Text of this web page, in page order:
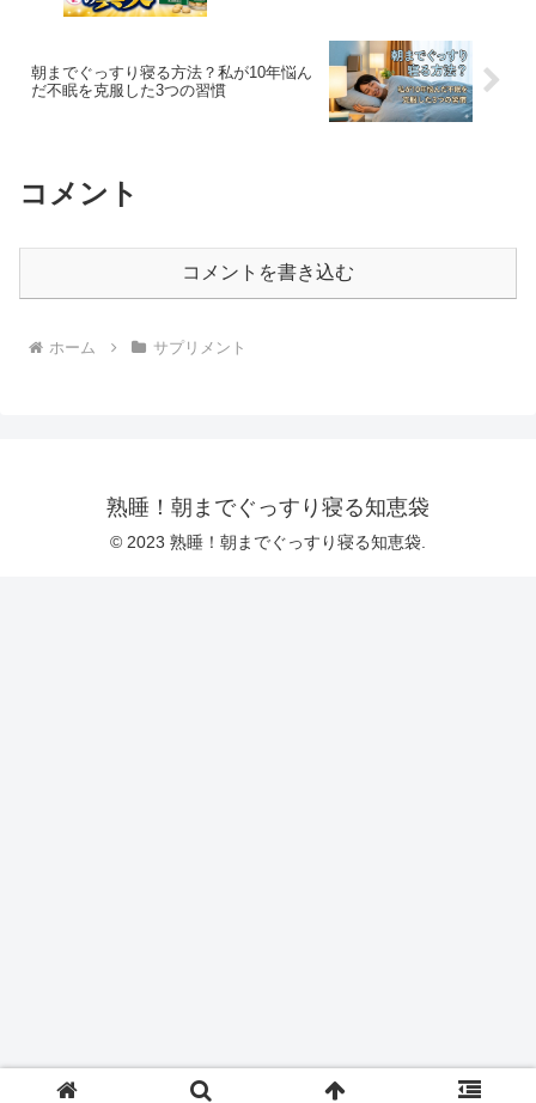
朝までぐっすり寝る方法？私が10年悩ん
だ不眠を克服した3つの習慣
コメント
コメントを書き込む
ホーム サプリメント
熟睡！朝までぐっすり寝る知恵袋
© 2023 熟睡！朝までぐっすり寝る知恵袋.